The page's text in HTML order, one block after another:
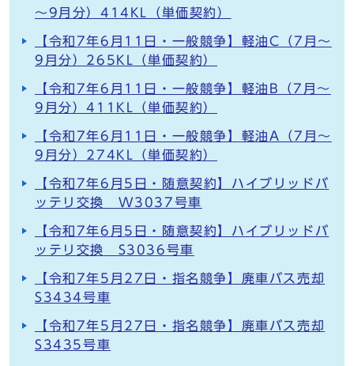
～9月分）414KL（単価契約）
【令和7年6月11日・一般競争】軽油C（7月～
9月分）265KL（単価契約）
【令和7年6月11日・一般競争】軽油B（7月～
9月分）411KL（単価契約）
【令和7年6月11日・一般競争】軽油A（7月～
9月分）274KL（単価契約）
【令和7年6月5日・随意契約】ハイブリッドバ
ッテリ交換 W3037号車
【令和7年6月5日・随意契約】ハイブリッドバ
ッテリ交換 S3036号車
【令和7年5月27日・指名競争】廃車バス売却
S3434号車
【令和7年5月27日・指名競争】廃車バス売却
S3435号車